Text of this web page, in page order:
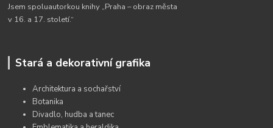
Jsem spoluautorkou knihy „Praha – obraz města
v 16. a 17. století.“
Stará a dekorativní grafika
Architektura a sochařství
Botanika
Divadlo, hudba a tanec